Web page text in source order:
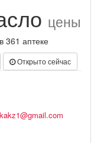
цены
361 аптеке
Открыто сейчас